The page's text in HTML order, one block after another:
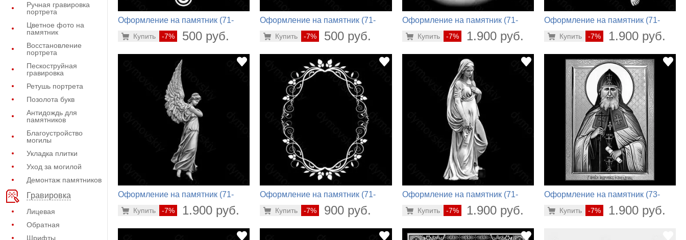
Ручная гравировка
портрета
Цветное фото на
памятник
Восстановление
портрета
Пескоструйная
гравировка
Ретушь портрета
Позолота букв
Антидождь для
памятников
Благоустройство
могилы
Укладка плитки
Уход за могилой
Демонтаж памятников
Гравировка
Лицевая
Обратная
Шрифты
Оформление на памятник (71-
-7% 500 руб.
Купить
Оформление на памятник (71-
-7% 500 руб.
Купить
Оформление на памятник (71-
-7% 1.900 руб.
Купить
Оформление на памятник (71-
-7% 1.900 руб.
Купить
Оформление на памятник (71-
-7% 1.900 руб.
Купить
Оформление на памятник (71-
-7% 900 руб.
Купить
Оформление на памятник (71-
-7% 1.900 руб.
Купить
Оформление на памятник (73-
-7% 1.900 руб.
Купить